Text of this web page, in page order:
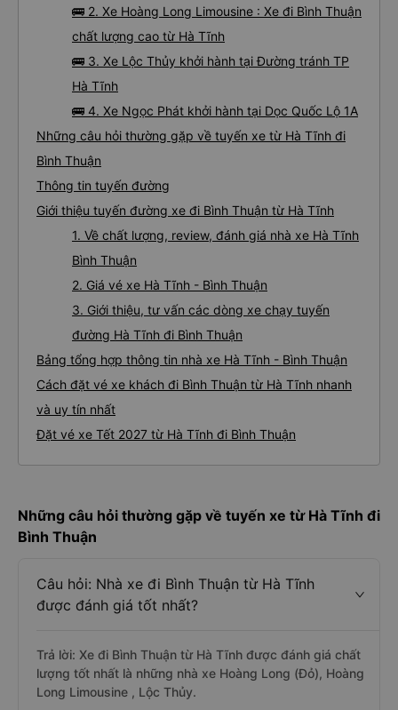
🚌 2. Xe Hoàng Long Limousine : Xe đi Bình Thuận
chất lượng cao từ Hà Tĩnh
🚌 3. Xe Lộc Thủy khởi hành tại Đường tránh TP
Hà Tĩnh
🚌 4. Xe Ngọc Phát khởi hành tại Dọc Quốc Lộ 1A
Những câu hỏi thường gặp về tuyến xe từ Hà Tĩnh đi
Bình Thuận
Thông tin tuyến đường
Giới thiệu tuyến đường xe đi Bình Thuận từ Hà Tĩnh
1. Về chất lượng, review, đánh giá nhà xe Hà Tĩnh
Bình Thuận
2. Giá vé xe Hà Tĩnh - Bình Thuận
3. Giới thiệu, tư vấn các dòng xe chạy tuyến
đường Hà Tĩnh đi Bình Thuận
Bảng tổng hợp thông tin nhà xe Hà Tĩnh - Bình Thuận
Cách đặt vé xe khách đi Bình Thuận từ Hà Tĩnh nhanh
và uy tín nhất
Đặt vé xe Tết 2027 từ Hà Tĩnh đi Bình Thuận
Những câu hỏi thường gặp về tuyến xe từ Hà Tĩnh đi
Bình Thuận
Câu hỏi: Nhà xe đi Bình Thuận từ Hà Tĩnh
được đánh giá tốt nhất?
Trả lời: Xe đi Bình Thuận từ Hà Tĩnh được đánh giá chất
lượng tốt nhất là những nhà xe Hoàng Long (Đỏ), Hoàng
Long Limousine , Lộc Thủy.